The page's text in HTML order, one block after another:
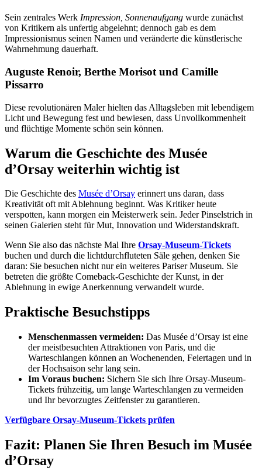
Sein zentrales Werk Impression, Sonnenaufgang wurde zunächst
von Kritikern als unfertig abgelehnt; dennoch gab es dem
Impressionismus seinen Namen und veränderte die künstlerische
Wahrnehmung dauerhaft.
Auguste Renoir, Berthe Morisot und Camille
Pissarro
Diese revolutionären Maler hielten das Alltagsleben mit lebendigem
Licht und Bewegung fest und bewiesen, dass Unvollkommenheit
und flüchtige Momente schön sein können.
Warum die Geschichte des Musée
d’Orsay weiterhin wichtig ist
Die Geschichte des Musée d’Orsay erinnert uns daran, dass
Kreativität oft mit Ablehnung beginnt. Was Kritiker heute
verspotten, kann morgen ein Meisterwerk sein. Jeder Pinselstrich in
seinen Galerien steht für Mut, Innovation und Widerstandskraft.
Wenn Sie also das nächste Mal Ihre Orsay-Museum-Tickets
buchen und durch die lichtdurchfluteten Säle gehen, denken Sie
daran: Sie besuchen nicht nur ein weiteres Pariser Museum. Sie
betreten die größte Comeback-Geschichte der Kunst, in der
Ablehnung in ewige Anerkennung verwandelt wurde.
Praktische Besuchstipps
Menschenmassen vermeiden: Das Musée d’Orsay ist eine
der meistbesuchten Attraktionen von Paris, und die
Warteschlangen können an Wochenenden, Feiertagen und in
der Hochsaison sehr lang sein.
Im Voraus buchen: Sichern Sie sich Ihre Orsay-Museum-
Tickets frühzeitig, um lange Warteschlangen zu vermeiden
und Ihr bevorzugtes Zeitfenster zu garantieren.
Verfügbare Orsay-Museum-Tickets prüfen
Fazit: Planen Sie Ihren Besuch im Musée
d’Orsay